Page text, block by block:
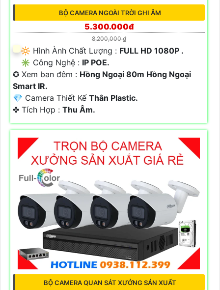
BỘ CAMERA NGOÀI TRỜI GHI ÂM
5.300.000đ
8,200,000 ₫
🔆 Hình Ành Chất Lượng : FULL HD 1080P .
✳️ Công Nghệ : IP POE.
✪ Xem ban đêm : Hồng Ngoại 80m Hồng Ngoại
Smart IR.
💎 Camera Thiết Kế Thân Plastic.
️✤ Tích Hợp : Thu Âm.
BỘ CAMERA QUAN SÁT XƯỞNG SẢN XUẤT